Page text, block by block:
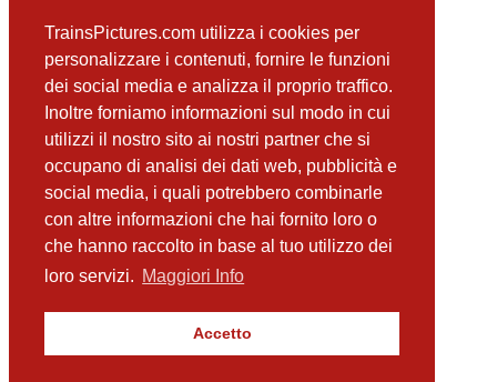
TrainsPictures.com utilizza i cookies per
personalizzare i contenuti, fornire le funzioni
dei social media e analizza il proprio traffico.
Inoltre forniamo informazioni sul modo in cui
utilizzi il nostro sito ai nostri partner che si
occupano di analisi dei dati web, pubblicità e
social media, i quali potrebbero combinarle
con altre informazioni che hai fornito loro o
che hanno raccolto in base al tuo utilizzo dei
loro servizi. Maggiori Info
Accetto
precedente
E464 008 Fiumefreddo Di Sicilia
successiva
E656 307 Fiumefreddo Di Sicilia
📸 Fotografie scattate nei dintorniVedi tutte ➔
E655 256 Fiumefreddo di Sicilia
(10 m)
E656 024 Fiumefreddo di Sicilia
ETR 104 POP 047 Fiumefreddo di Sicilia